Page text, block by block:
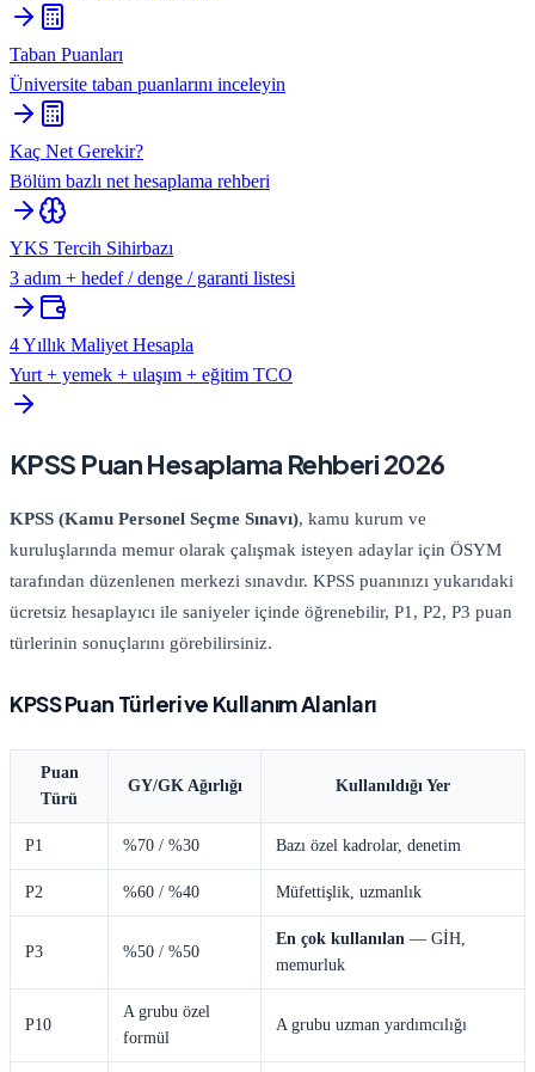
Taban Puanları
Üniversite taban puanlarını inceleyin
Kaç Net Gerekir?
Bölüm bazlı net hesaplama rehberi
YKS Tercih Sihirbazı
3 adım + hedef / denge / garanti listesi
4 Yıllık Maliyet Hesapla
Yurt + yemek + ulaşım + eğitim TCO
KPSS Puan Hesaplama Rehberi 2026
KPSS (Kamu Personel Seçme Sınavı), kamu kurum ve
kuruluşlarında memur olarak çalışmak isteyen adaylar için ÖSYM
tarafından düzenlenen merkezi sınavdır. KPSS puanınızı yukarıdaki
ücretsiz hesaplayıcı ile saniyeler içinde öğrenebilir, P1, P2, P3 puan
türlerinin sonuçlarını görebilirsiniz.
KPSS Puan Türleri ve Kullanım Alanları
Puan
Türü
GY/GK Ağırlığı Kullanıldığı Yer
P1 %70 / %30 Bazı özel kadrolar, denetim
P2 %60 / %40 Müfettişlik, uzmanlık
P3 %50 / %50
En çok kullanılan — GİH,
memurluk
P10
A grubu özel
formül
A grubu uzman yardımcılığı